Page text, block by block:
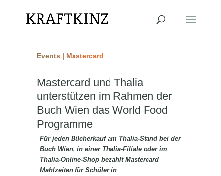
Events | Mastercard
Mastercard und Thalia
unterstützen im Rahmen der
Buch Wien das World Food
Programme
Für jeden Bücherkauf am Thalia-Stand bei der
Buch Wien, in einer Thalia-Filiale oder im
Thalia-Online-Shop bezahlt Mastercard
Mahlzeiten für Schüler in